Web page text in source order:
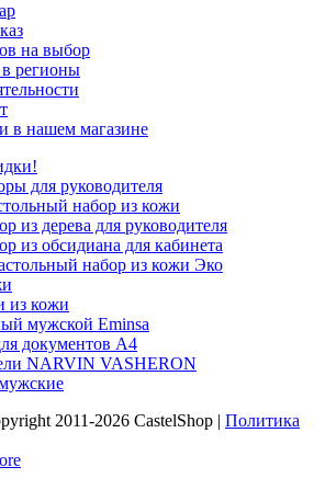
на выбор
в регионы
в нашем магазине
для руководителя
набор из кожи
из дерева для руководителя
из обсидиана для кабинета
набор из кожи Эко
из кожи
мужской Eminsa
документов А4
NARVIN VASHERON
2011-2026 CastelShop | Политика